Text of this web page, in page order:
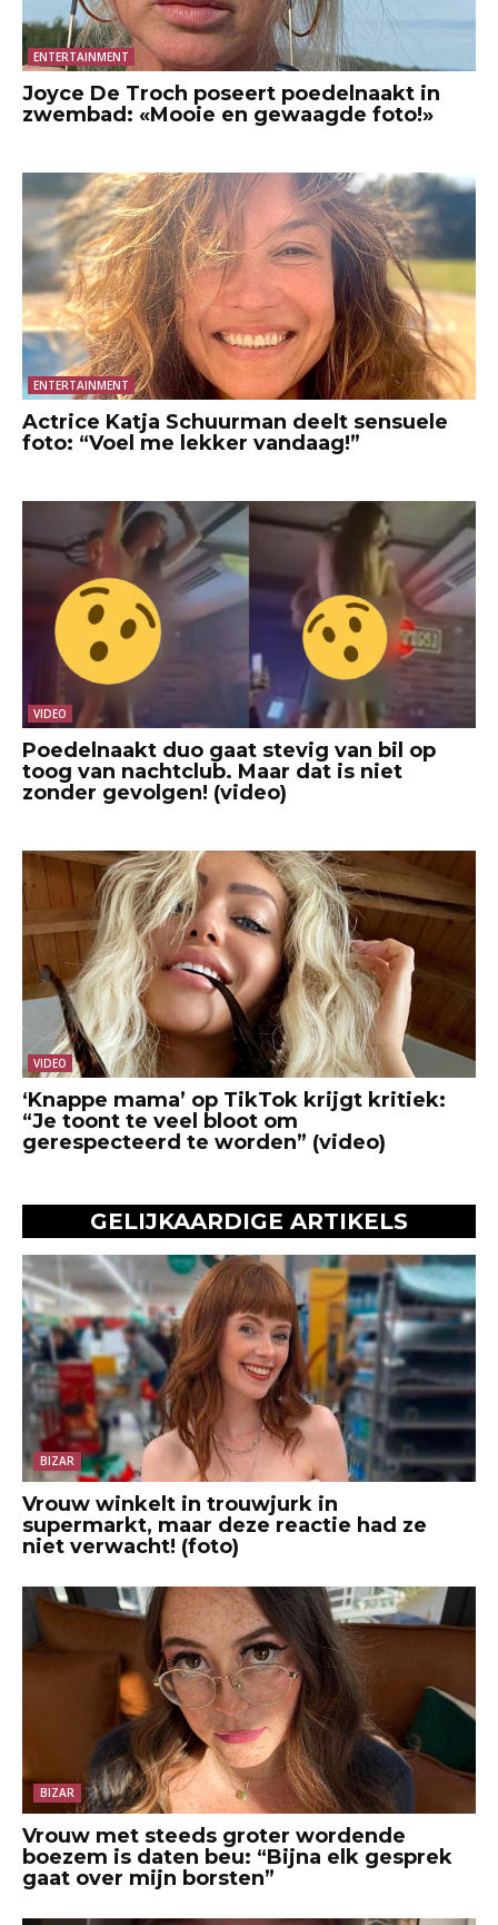
ENTERTAINMENT
Joyce De Troch poseert poedelnaakt in
zwembad: «Mooie en gewaagde foto!»
ENTERTAINMENT
Actrice Katja Schuurman deelt sensuele
foto: “Voel me lekker vandaag!”
VIDEO
Poedelnaakt duo gaat stevig van bil op
toog van nachtclub. Maar dat is niet
zonder gevolgen! (video)
VIDEO
‘Knappe mama’ op TikTok krijgt kritiek:
“Je toont te veel bloot om
gerespecteerd te worden” (video)
GELIJKAARDIGE ARTIKELS
BIZAR
Vrouw winkelt in trouwjurk in
supermarkt, maar deze reactie had ze
niet verwacht! (foto)
BIZAR
Vrouw met steeds groter wordende
boezem is daten beu: “Bijna elk gesprek
gaat over mijn borsten”